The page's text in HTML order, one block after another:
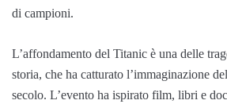
di campioni.
L’affondamento del Titanic è una delle
storia, che ha catturato l’immaginazione
secolo. L’evento ha ispirato film, libri e